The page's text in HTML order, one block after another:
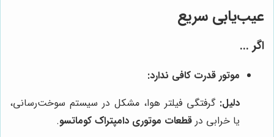
عیب‌یابی سریع
اگر ...
موتور قدرت کافی ندارد:
دلیل: گرفتگی فیلتر هوا، مشکل در سیستم سوخت‌رسانی،
یا خرابی در قطعات موتوری دامپتراک کوماتسو.